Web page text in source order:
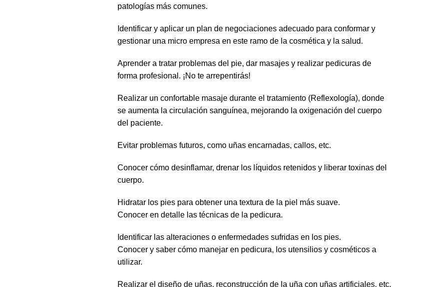
patologías más comunes.
Identificar y aplicar un plan de negociaciones adecuado para conformar y
gestionar una micro empresa en este ramo de la cosmética y la salud.
Aprender a tratar problemas del pie, dar masajes y realizar pedicuras de
forma profesional. ¡No te arrepentirás!
Realizar un confortable masaje durante el tratamiento (Reflexología), donde
se aumenta la circulación sanguínea, mejorando la oxigenación del cuerpo
del paciente.
Evitar problemas futuros, como uñas encarnadas, callos, etc.
Conocer cómo desinflamar, drenar los líquidos retenidos y liberar toxinas del
cuerpo.
Hidratar los pies para obtener una textura de la piel más suave.
Conocer en detalle las técnicas de la pedicura.
Identificar las alteraciones o enfermedades sufridas en los pies.
Conocer y saber cómo manejar en pedicura, los utensilios y cosméticos a
utilizar.
Realizar el diseño de uñas, reconstrucción de la uña con uñas artificiales, etc.